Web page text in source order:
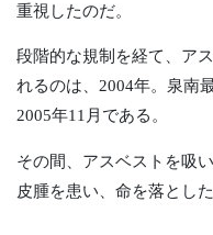
重視したのだ。
段階的な規制を経て、ア
れるのは、2004年。泉南
2005年11月である。
その間、アスベストを吸
皮腫を患い、命を落とした